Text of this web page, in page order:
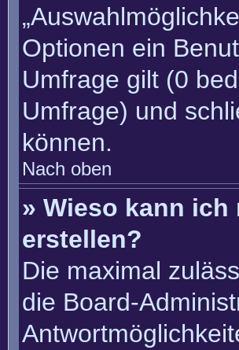
Optionen ein
Umfrage gilt (0
Umfrage) und
können.
Nach oben
» Wieso kann
erstellen?
Die maximal
die Board-